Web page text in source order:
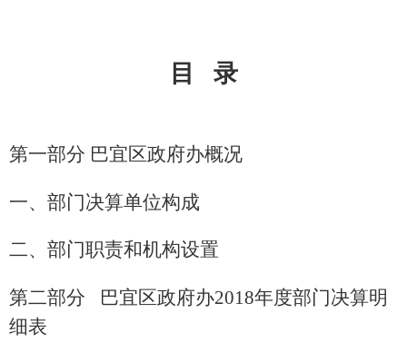
目 录
第一部分 巴宜区政府办概况
一、部门决算单位构成
二、部门职责和机构设置
第二部分 巴宜区政府办2018年度部门决算明
细表